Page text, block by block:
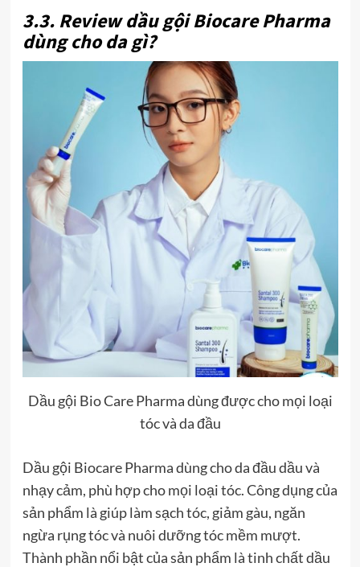
3.3. Review dầu gội Biocare Pharma
dùng cho da gì?
Dầu gội Bio Care Pharma dùng được cho mọi loại
tóc và da đầu
Dầu gội Biocare Pharma dùng cho da đầu dầu và
nhạy cảm, phù hợp cho mọi loại tóc. Công dụng của
sản phẩm là giúp làm sạch tóc, giảm gàu, ngăn
ngừa rụng tóc và nuôi dưỡng tóc mềm mượt.
Thành phần nổi bật của sản phẩm là tinh chất dầu